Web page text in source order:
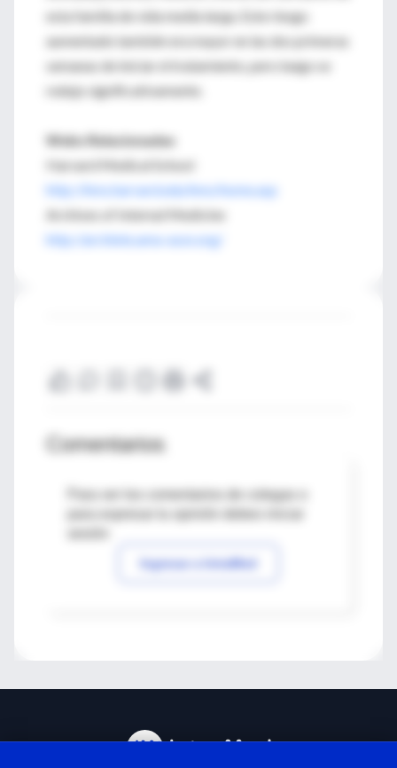
esta familia de vida media larga. Este riesgo
aumentado también era mayor en las dos primeras
semanas de iniciar el tratamiento, pero luego se
redujo significativamente.
Webs Relacionadas
Harvard Medical School
http://hms.harvard.edu/hms/home.asp
Archives of Internal Medicine
http://archinte.ama-assn.org/
Comentarios
Para ver los comentarios de colegas o
Ingresar a IntraMed